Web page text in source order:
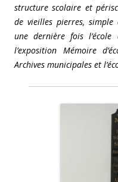
structure scolaire et
de vieilles pierres,
une dernière fois l’école
l’exposition Mémoire
Archives municipales et